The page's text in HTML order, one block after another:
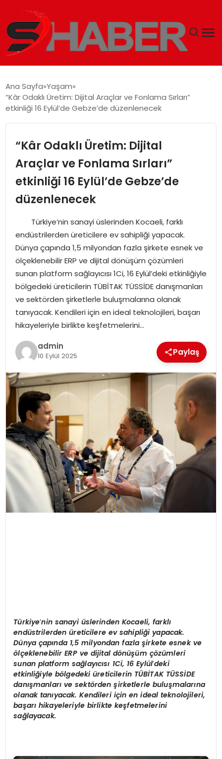
MAGAZIN
EKONOMI
EĞITIM
YAŞAM
Ana Sayfa Yaşam
“Kâr Odaklı Üretim: Dijital Araçlar ve Fonlama Sırları”
etkinliği 16 Eylül’de Gebze’de düzenlenecek
“Kâr Odaklı Üretim: Dijital
Araçlar ve Fonlama Sırları”
etkinliği 16 Eylül’de Gebze’de
düzenlenecek
Türkiye’nin sanayi üslerinden Kocaeli, farklı
endüstrilerden üreticilere ev sahipliği yapacak.
Dünya çapında 1,5 milyondan fazla şirkete esnek ve
ölçeklenebilir ERP ve dijital dönüşüm çözümleri
sunan platform sağlayıcısı 1Ci, 16 Eylül’deki etkinliğiyle
bölgedeki üreticilerin TÜBİTAK TÜSSİDE danışmanları
ve sektörden şirketlerle buluşmalarına olanak
tanıyacak. Kendileri için en ideal teknolojileri, başarı
hikayeleriyle birlikte keşfetmelerini…
admin
10 Eylül 2025 Paylaş
Türkiye’nin sanayi üslerinden Kocaeli, farklı
endüstrilerden üreticilere ev sahipliği yapacak.
Dünya çapında 1,5 milyondan fazla şirkete esnek ve
ölçeklenebilir ERP ve dijital dönüşüm çözümleri
sunan platform sağlayıcısı 1Ci, 16 Eylül’deki
etkinliğiyle bölgedeki üreticilerin TÜBİTAK TÜSSİDE
danışmanları ve sektördenşirketlerle buluşmalarına
olanak tanıyacak. Kendileri için en ideal teknolojileri,
başarı hikayeleriyle birlikte keşfetmelerini
sağlayacak.